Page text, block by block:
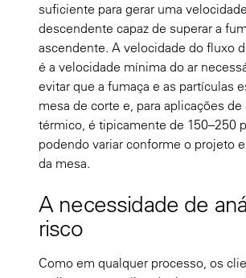
suficiente para gerar uma velocidade
descendente capaz de superar a
ascendente. A velocidade do fluxo
é a velocidade mínima do ar
evitar que a fumaça e as partículas
mesa de corte e, para aplicações de
térmico, é tipicamente de 150–250
podendo variar conforme o projeto
da mesa.
A necessidade de
risco
Como em qualquer processo, os